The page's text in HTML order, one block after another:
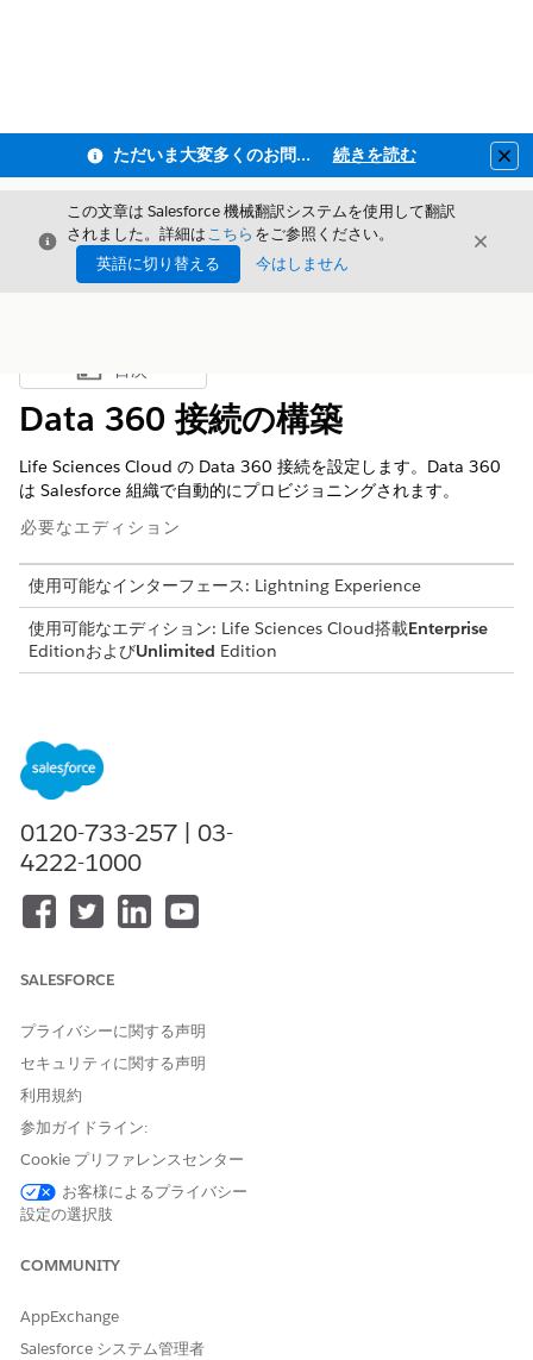
ただいま大変多くのお問い合わせをいただいており、ご連絡までにお時間を頂戴しております 続きを読む
閉じる
この文章は Salesforce 機械翻訳システムを使用して翻訳
されました。詳細はこちら をご参照ください。
英語に切り替える
今はしません
閉じる
目次を表示
目次
Data 360 接続の構築
Life Sciences Cloud の Data 360 接続を設定します。Data 360
は Salesforce 組織で自動的にプロビジョニングされます。
必要なエディション
使用可能なインターフェース: Lightning Experience
使用可能なエディション: Life Sciences Cloud搭載Enterprise
EditionおよびUnlimited Edition
Data Cloud 設定にアクセスす
る
Salesforce 組織で Data 360 が有効になっているかどうかを
確認するには、[設定] から、[クイック検索] ボックスに
「Data Cloud 設定
選択します。
Data 360 が有効になっている場合、ホーム組織の Data 360
組織と Data 360 の間でデータ交換を有効にするには、Data
[設定] から、[クイック検索] ボックスに「
と入力し、[
[新規]をクリックします。
[
組織が接続されたら、接続が表示され、有効であることを
確認します。
関連項目:
この記事で問題は解決されましたか?
0120-733-257 | 03-
4222-1000
SALESFORCE
プライバシーに関する声明
セキュリティに関する声明
利用規約
参加ガイドライン:
Cookie プリファレンスセンター
お客様によるプライバシー
設定の選択肢
COMMUNITY
AppExchange
Salesforce システム管理者